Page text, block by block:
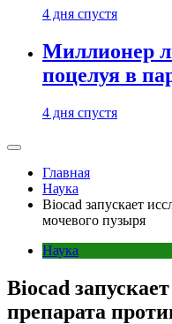
4 дня спустя
Миллионер
поцелуя в
4 дня спустя
Главная
Наука
Biocad запускает
мочевого пузыря
Наука
Biocad
препарата